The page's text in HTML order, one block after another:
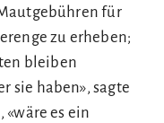
für
zu erheben;
bleiben
sie haben», sagte
es ein